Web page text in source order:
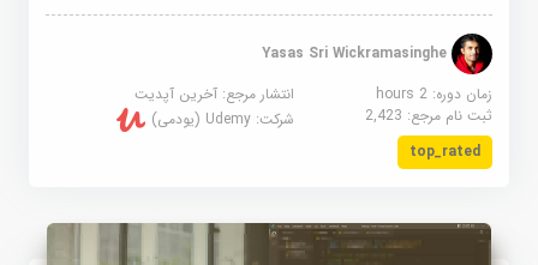
Yasas Sri Wickramasinghe
زمان دوره: 2 hours
انتشار مرجع:آخرین آپدیت
ثبت نام مرجع:2,423 شرکت:Udemy (یودمی)
top_rated